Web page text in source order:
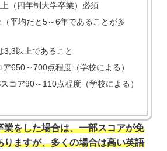
（四年制大学卒業）必須
平均だと5～6年であることが多
3,3以上であること
650～700点程度（学校による）
コア90～110点程度（学校による）
業をした場合は、一部スコアが免
りますが、多くの場合は高い英語